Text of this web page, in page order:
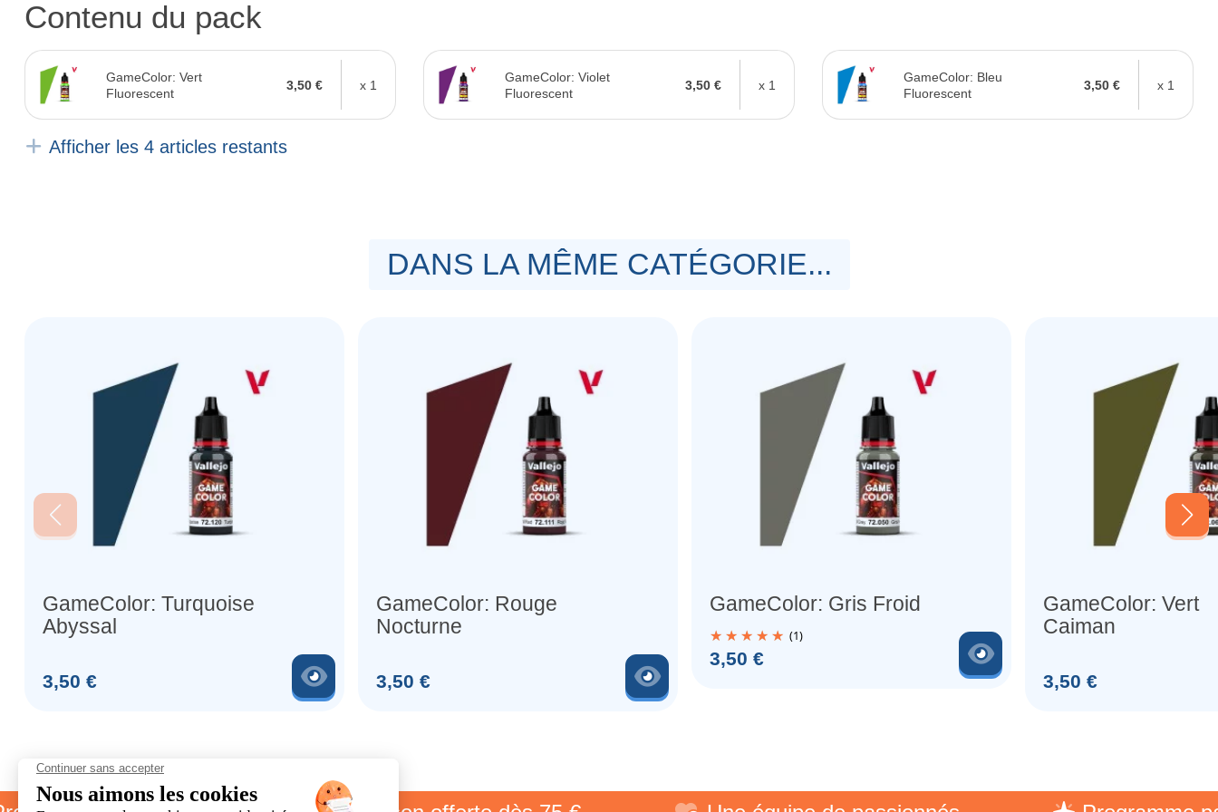
Contenu du pack
GameColor: Vert
Fluorescent
3,50 € x 1
GameColor: Violet
Fluorescent
3,50 € x 1
GameColor: Bleu
Fluorescent
3,50 € x 1
Afficher les 4 articles restants
DANS LA MÊME CATÉGORIE...
GameColor: Turquoise
Abyssal
Prix
3,50 € Voir le produit
GameColor: Rouge
Nocturne
Prix
3,50 € Voir le produit
GameColor: Gris Froid
(1)
Prix
3,50 € Voir le produit
GameColor: Vert
Caiman
Prix
3,50 €